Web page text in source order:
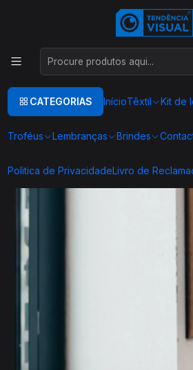
CATEGORIAS InícioTêxtil Kit de
Troféus Lembranças Brindes
Politica de PrivacidadeLivro de
Este é o texto do slide
Chaveiro Personalizado em MDF -